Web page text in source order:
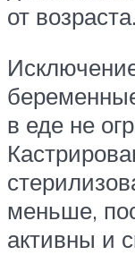
от возраста.
в еде не
меньше,
активны и